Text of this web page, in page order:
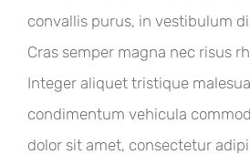
convallis purus, in vestibulum
Cras semper magna nec risus
Integer aliquet tristique
condimentum vehicula
dolor sit amet, consectetur